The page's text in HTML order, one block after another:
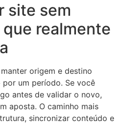
site sem
realmente
origem e destino
um período. Se você
antes de validar o novo,
aposta. O caminho mais
sincronizar conteúdo e